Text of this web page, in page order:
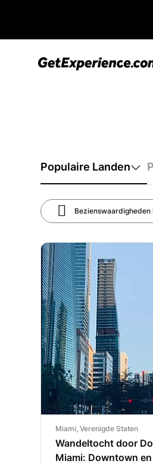
Populaire Landen
Miami, Verenigde Staten
Wandeltocht door
Miami: Downtown